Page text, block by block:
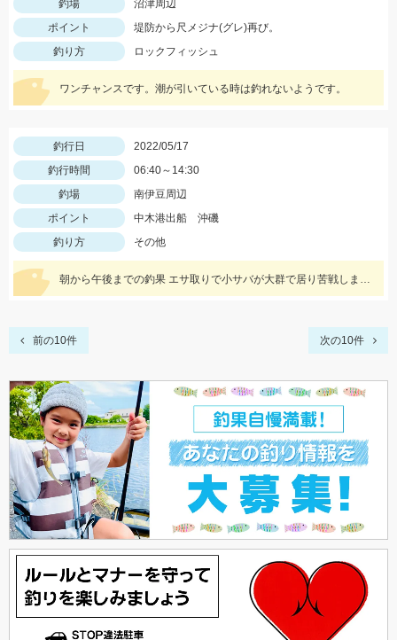
釣場
沼津周辺
ポイント
堤防から尺メジナ(グレ)再び。
釣り方
ロックフィッシュ
ワンチャンスです。潮が引いている時は釣れないようです。
釣行日
2022/05/17
釣行時間
06:40～14:30
釣場
南伊豆周辺
ポイント
中木港出船 沖磯
釣り方
その他
朝から午後までの釣果 エサ取りで小サバが大群で居り苦戦しました。
前の10件 次の10件